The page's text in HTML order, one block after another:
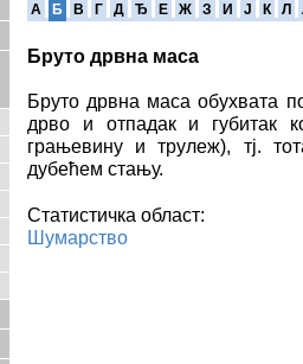
A Б В Г Д Ђ Е Ж З И Ј К Л
Бруто дрвна маса
Бруто дрвна маса обухвата
дрво и отпадак и губитак
грањевину и трулеж), тј.
дубећем стању.
Статистичка област:
Шумарство